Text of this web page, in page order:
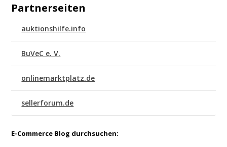
Partnerseiten
auktionshilfe.info
BuVeC e. V.
onlinemarktplatz.de
sellerforum.de
E-Commerce Blog durchsuchen: